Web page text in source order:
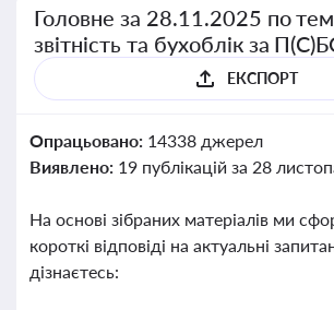
Головне за 28.11.2025 по
звітність та бухоблік за
ЕКСПОРТ
Опрацьовано: 14338 джерел
Виявлено: 19 публікацій за 28
На основі зібраних матеріалів ми
короткі відповіді на актуальні
дізнаєтесь: